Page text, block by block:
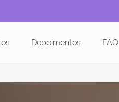
Depoimentos FAQ